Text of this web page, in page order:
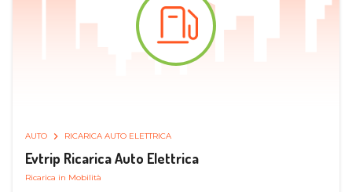
AUTO RICARICA AUTO ELETTRICA
Evtrip Ricarica Auto Elettrica
Ricarica in Mobilità